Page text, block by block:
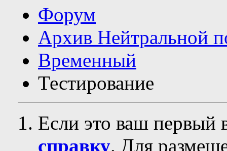
Форум
Архив Нейтральной
Временный
Тестирование
Если это ваш первый
справку. Для